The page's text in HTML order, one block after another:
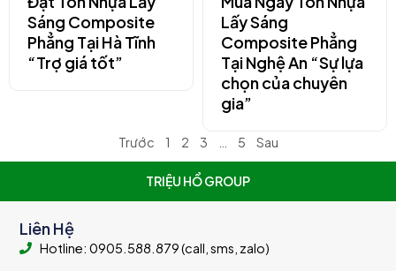
Sáng Composite
Phẳng Tại Hà Tĩnh
“Trợ giá tốt”
Lấy Sáng
Composite Phẳng
Tại Nghệ An “Sự lựa
chọn của chuyên
gia”
Trước 1 2 3 5 Sau
TRIỆU HỔ GROUP
Liên Hệ
Hotline: 0905.588.879 (call, sms, zalo)